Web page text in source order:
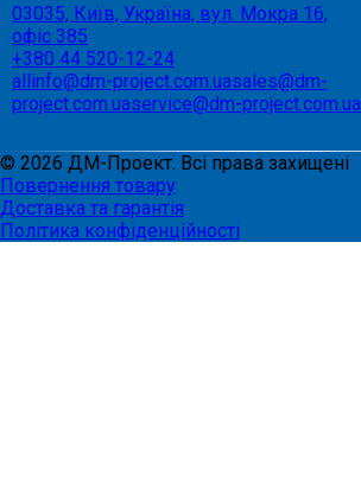
03035, Київ, Україна, вул. Мокра 16,
офіс 385
+380 44 520-12-24
allinfo@dm-project.com.uasales@dm-
project.com.uaservice@dm-project.com.ua
© 2026 ДМ-Проект. Всі права захищені
Повернення товару
Доставка та гарантія
Політика конфіденційності